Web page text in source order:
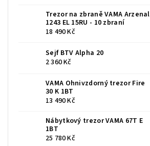
Trezor na zbraně VAMA Arzenal
1243 EL 15RU - 10 zbraní
18 490 Kč
Sejf BTV Alpha 20
2 360 Kč
VAMA Ohnivzdorný trezor Fire
30 K 1BT
13 490 Kč
Nábytkový trezor VAMA 67T E
1BT
25 780 Kč